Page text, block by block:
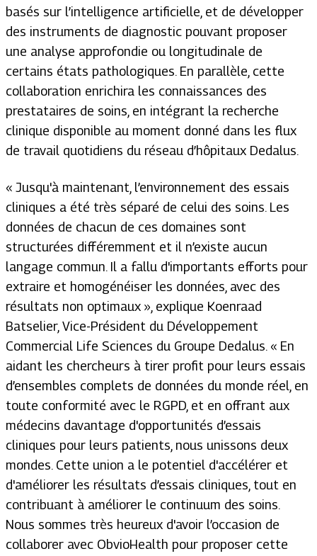
basés sur l’intelligence artificielle, et de développer
des instruments de diagnostic pouvant proposer
une analyse approfondie ou longitudinale de
certains états pathologiques. En parallèle, cette
collaboration enrichira les connaissances des
prestataires de soins, en intégrant la recherche
clinique disponible au moment donné dans les flux
de travail quotidiens du réseau d’hôpitaux Dedalus.
« Jusqu'à maintenant, l’environnement des essais
cliniques a été très séparé de celui des soins. Les
données de chacun de ces domaines sont
structurées différemment et il n’existe aucun
langage commun. Il a fallu d'importants efforts pour
extraire et homogénéiser les données, avec des
résultats non optimaux », explique Koenraad
Batselier, Vice-Président du Développement
Commercial Life Sciences du Groupe Dedalus. « En
aidant les chercheurs à tirer profit pour leurs essais
d’ensembles complets de données du monde réel, en
toute conformité avec le RGPD, et en offrant aux
médecins davantage d'opportunités d’essais
cliniques pour leurs patients, nous unissons deux
mondes. Cette union a le potentiel d'accélérer et
d'améliorer les résultats d’essais cliniques, tout en
contribuant à améliorer le continuum des soins.
Nous sommes très heureux d'avoir l’occasion de
collaborer avec ObvioHealth pour proposer cette